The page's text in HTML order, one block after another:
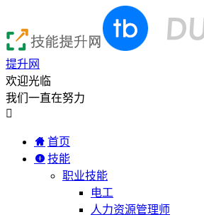
提升网
欢迎光临
我们一直在努力

首页
技能
职业技能
电工
人力资源管理师